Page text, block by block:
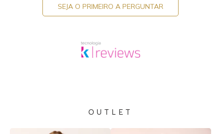
SEJA O PRIMEIRO A PERGUNTAR
OUTLET